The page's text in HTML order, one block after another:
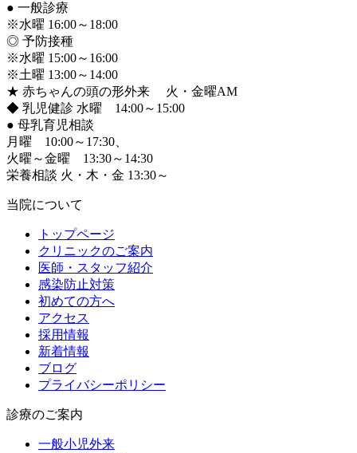
● 一般診療
※水曜 16:00～18:00
◎ 予防接種
※水曜 15:00～16:00
※土曜 13:00～14:00
★ 赤ちゃんの頭の形外来 火・金曜AM
◆ 乳児健診 水曜 14:00～15:00
● 母乳育児相談
月曜 10:00～17:30、
火曜～金曜 13:30～14:30
栄養相談 火・木・金 13:30～
当院について
トップページ
クリニックのご案内
医師・スタッフ紹介
感染防止対策
初めての方へ
アクセス
採用情報
新着情報
ブログ
プライバシーポリシー
診療のご案内
一般小児外来